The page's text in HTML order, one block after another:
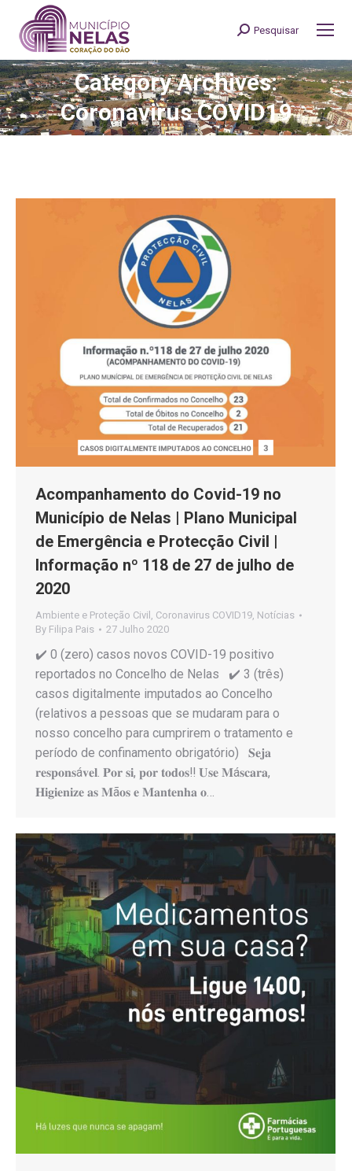
Search:
Pesquisar
Category Archives:
Coronavirus COVID19
You are here:
Acompanhamento do Covid-19 no
Município de Nelas | Plano Municipal
de Emergência e Protecção Civil |
Informação nº 118 de 27 de julho de
2020
Ambiente e Proteção Civil , Coronavirus COVID19, Notícias
By Filipa Pais 27 Julho 2020
✔️ 0 (zero) casos novos COVID-19 positivo
reportados no Concelho de Nelas ✔️ 3 (três)
casos digitalmente imputados ao Concelho
(relativos a pessoas que se mudaram para o
nosso concelho para cumprirem o tratamento e
período de confinamento obrigatório) 𝐒𝐞𝐣𝐚
𝐫𝐞𝐬𝐩𝐨𝐧𝐬á𝐯𝐞𝐥. 𝐏𝐨𝐫 𝐬𝐢, 𝐩𝐨𝐫 𝐭𝐨𝐝𝐨𝐬‼️ 𝐔𝐬𝐞 𝐌á𝐬𝐜𝐚𝐫𝐚,
𝐇𝐢𝐠𝐢𝐞𝐧𝐢𝐳𝐞 𝐚𝐬 𝐌ã𝐨𝐬 𝐞 𝐌𝐚𝐧𝐭𝐞𝐧𝐡𝐚 𝐨…